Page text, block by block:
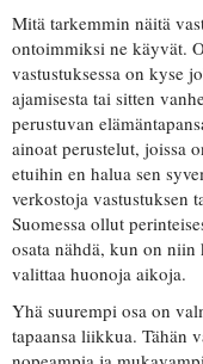
Mitä tarkemmin näitä
ontoimmiksi ne käyvät.
vastustuksessa on kyse
ajamisesta tai sitten
perustuvan
ainoat perustelut, joissa
etuihin en halua sen
verkostoja vastustuksen
Suomessa ollut
osata nähdä, kun on
valittaa huonoja aikoja.
Yhä suurempi osa on
tapaansa liikkua. Tähän